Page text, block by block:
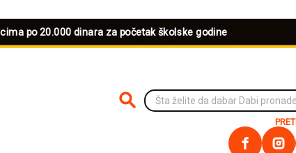
po 20.000 dinara za početak školske godine
PRETRAŽI NA SAJTU